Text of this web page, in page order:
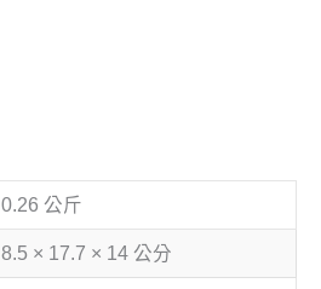
0.26 公斤
8.5 × 17.7 × 14 公分